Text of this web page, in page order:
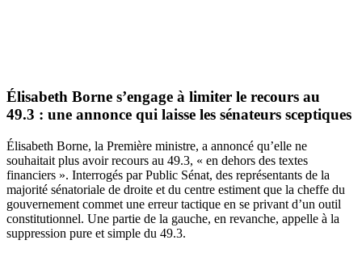
Élisabeth Borne s’engage à limiter le recours au
49.3 : une annonce qui laisse les sénateurs sceptiques
Élisabeth Borne, la Première ministre, a annoncé qu’elle ne
souhaitait plus avoir recours au 49.3, « en dehors des textes
financiers ». Interrogés par Public Sénat, des représentants de la
majorité sénatoriale de droite et du centre estiment que la cheffe du
gouvernement commet une erreur tactique en se privant d’un outil
constitutionnel. Une partie de la gauche, en revanche, appelle à la
suppression pure et simple du 49.3.